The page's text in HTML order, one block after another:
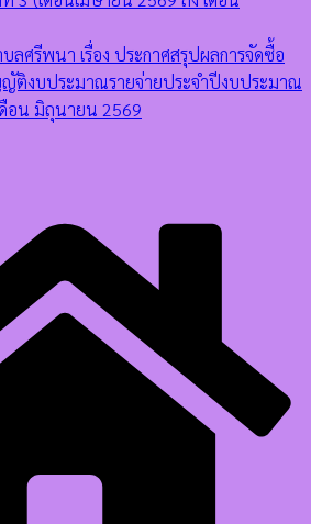
ลศรีพนา เรื่อง ประกาศสรุปผลการจัดซื้อ
ติงบประมาณรายจ่ายประจำปีงบประมาณ
อน มิถุนายน 2569